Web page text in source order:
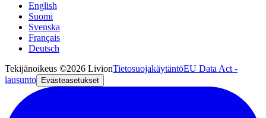
English
Suomi
Svenska
Français
Deutsch
Tekijänoikeus ©2026 LivionTietosuojakäytäntöEU Data Act -
lausunto
Evästeasetukset